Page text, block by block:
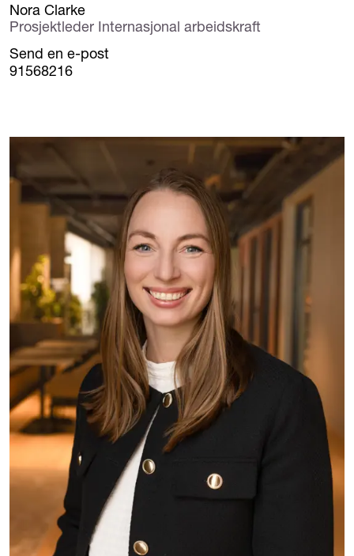
Nora Clarke
Prosjektleder Internasjonal arbeidskraft
Send en e-post
91568216